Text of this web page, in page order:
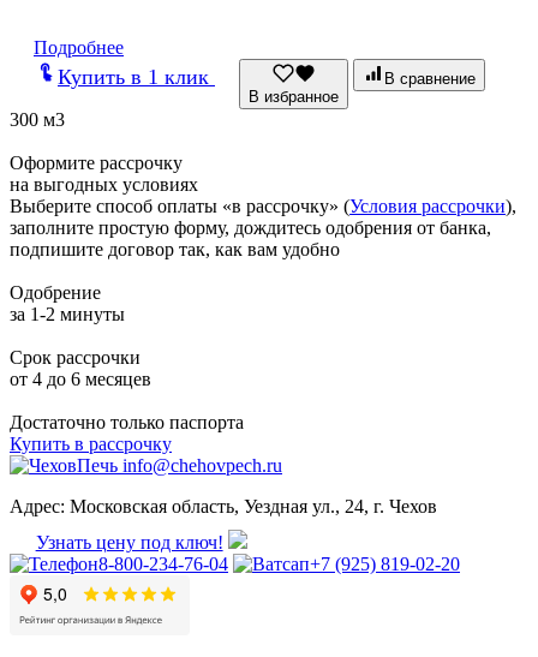
Подробнее
Купить в 1 клик
В избранное
В сравнение
300 м3
Оформите рассрочку
на выгодных условиях
Выберите способ оплаты «в рассрочку» (Условия рассрочки),
заполните простую форму, дождитесь одобрения от банка,
подпишите договор так, как вам удобно
Одобрение
за 1-2 минуты
Срок рассрочки
от 4 до 6 месяцев
Достаточно только паспорта
Купить в рассрочку
info@chehovpech.ru
Адрес: Московская область, Уездная ул., 24, г. Чехов
Узнать цену под ключ!
8-800-234-76-04
+7 (925) 819-02-20